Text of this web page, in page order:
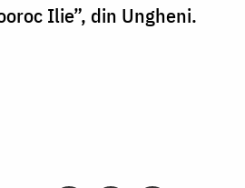
Ilie”, din Ungheni.